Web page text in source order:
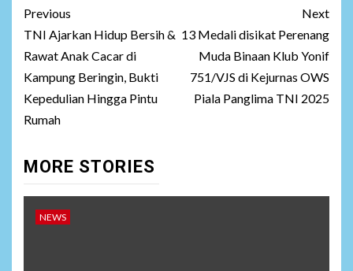
Post
navigation
Previous
TNI Ajarkan Hidup Bersih &
Rawat Anak Cacar di
Kampung Beringin, Bukti
Kepedulian Hingga Pintu
Rumah
Next
13 Medali disikat Perenang
Muda Binaan Klub Yonif
751/VJS di Kejurnas OWS
Piala Panglima TNI 2025
MORE STORIES
NEWS